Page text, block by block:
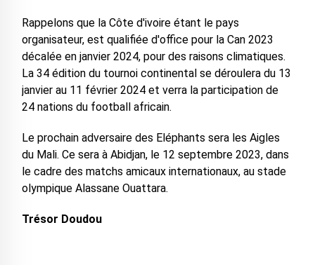
Rappelons que la Côte d'ivoire étant le pays
organisateur, est qualifiée d'office pour la Can 2023
décalée en janvier 2024, pour des raisons climatiques.
La 34 édition du tournoi continental se déroulera du 13
janvier au 11 février 2024 et verra la participation de
24 nations du football africain.
Le prochain adversaire des Eléphants sera les Aigles
du Mali. Ce sera à Abidjan, le 12 septembre 2023, dans
le cadre des matchs amicaux internationaux, au stade
olympique Alassane Ouattara.
Trésor Doudou